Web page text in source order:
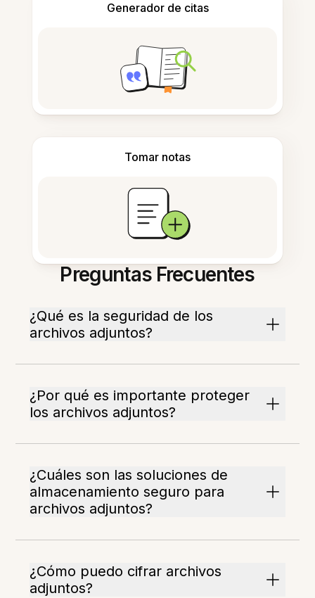
Generador de citas
Tomar notas
Preguntas Frecuentes
¿Qué es la seguridad de los
archivos adjuntos?
¿Por qué es importante proteger
los archivos adjuntos?
¿Cuáles son las soluciones de
almacenamiento seguro para
archivos adjuntos?
¿Cómo puedo cifrar archivos
adjuntos?